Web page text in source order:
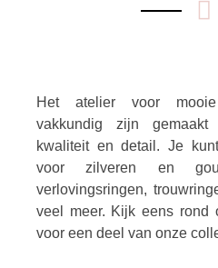
Het atelier voor
vakkundig zijn
kwaliteit en detail. Je
voor zilveren en
verlovingsringen,
veel meer. Kijk eens rond
voor een deel van onze